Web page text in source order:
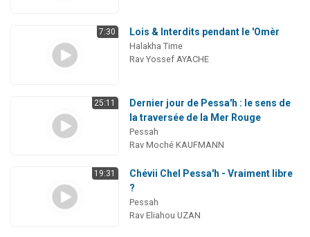
7:30 Lois & Interdits pendant le 'Omèr
Halakha Time
Rav Yossef AYACHE
25:11
Dernier jour de Pessa'h : le sens de
la traversée de la Mer Rouge
Pessah
Rav Moché KAUFMANN
19:31
Chévii Chel Pessa'h - Vraiment libre
?
Pessah
Rav Eliahou UZAN